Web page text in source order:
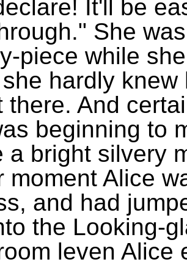
It'll be
She
piece while
hardly knew
there. And
beginning to
a bright silvery
moment Alice
and had
the Looking-
leven Alice